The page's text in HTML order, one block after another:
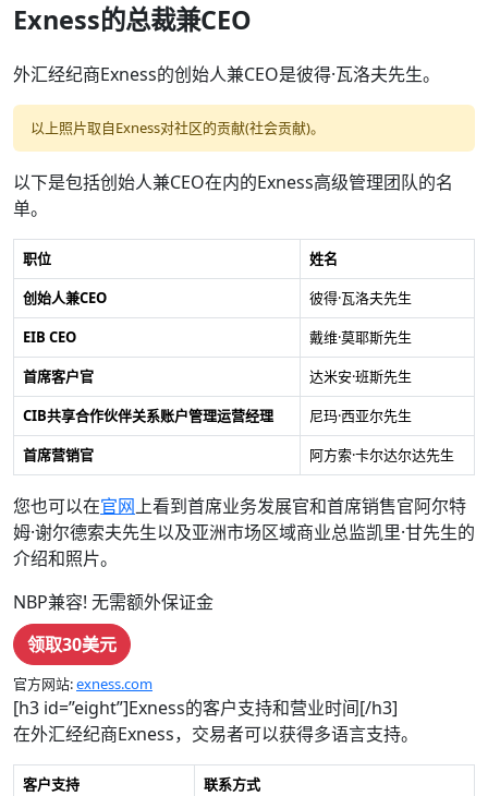
Exness的总裁兼CEO
外汇经纪商Exness的创始人兼CEO是彼得·瓦洛夫先生。
以上照片取自Exness对社区的贡献(社会贡献)。
以下是包括创始人兼CEO在内的Exness高级管理团队的名
单。
职位
姓名
创始人兼CEO
彼得·瓦洛夫先生
EIB CEO
戴维·莫耶斯先生
首席客户官
达米安·班斯先生
CIB共享合作伙伴关系账户管理运营经理
尼玛·西亚尔先生
首席营销官
阿方索·卡尔达尔达先生
您也可以在官网上看到首席业务发展官和首席销售官阿尔特
姆·谢尔德索夫先生以及亚洲市场区域商业总监凯里·甘先生的
介绍和照片。
NBP兼容! 无需额外保证金
领取30美元
官方网站:exness.com
[h3 id=”eight”]Exness的客户支持和营业时间[/h3]
在外汇经纪商Exness，交易者可以获得多语言支持。
客户支持
联系方式